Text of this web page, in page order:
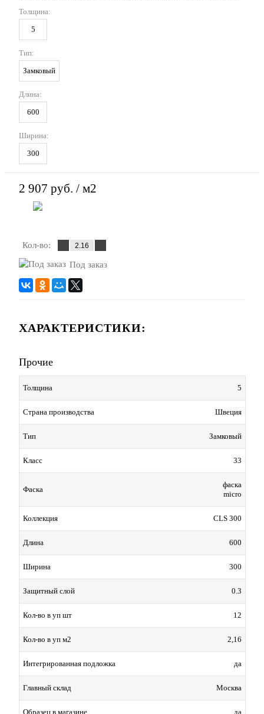
Толщина:
5
Тип:
Замковый
Длина:
600
Ширина:
300
2 907 руб. / м2
Кол-во:
Под заказ
ХАРАКТЕРИСТИКИ:
Прочие
Толщина 5
Страна производства Швеция
Тип Замковый
Класс 33
Фаска
фаска
micro
Коллекция CLS 300
Длина 600
Ширина 300
Защитный слой 0.3
Кол-во в уп шт 12
Кол-во в уп м2 2,16
Интегрированная подложка да
Главный склад Москва
Образец в магазине да